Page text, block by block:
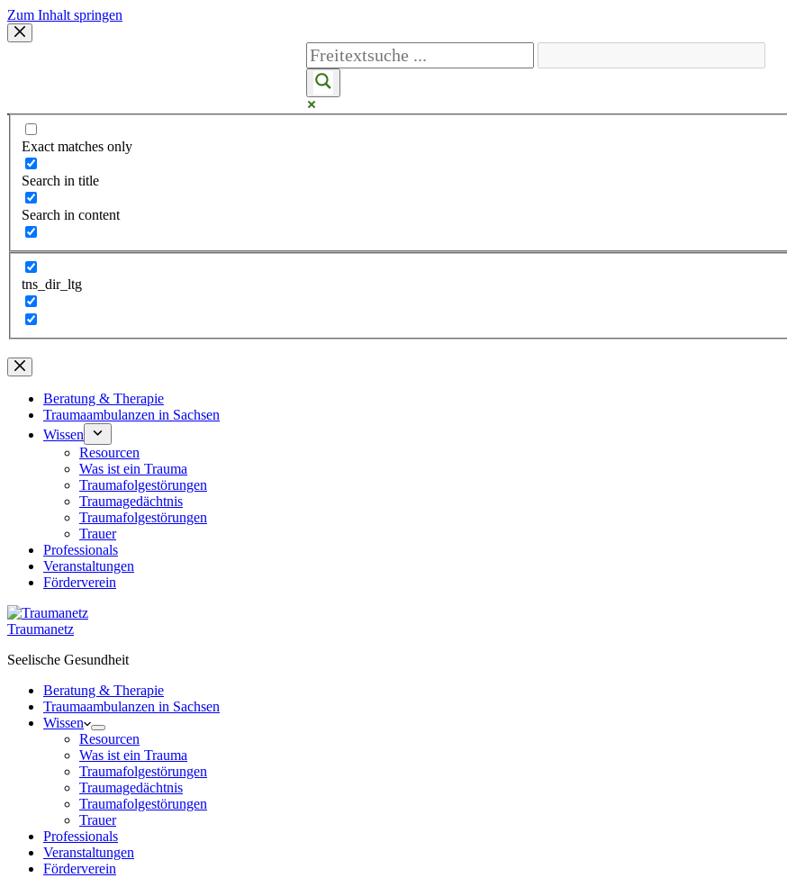
Zum Inhalt springen
Exact matches only
Search in title
Search in content
tns_dir_ltg
Beratung & Therapie
Traumaambulanzen in Sachsen
Wissen
Resourcen
Was ist ein Trauma
Traumafolgestörungen
Traumagedächtnis
Traumafolgestörungen
Trauer
Professionals
Veranstaltungen
Förderverein
Traumanetz
Seelische Gesundheit
Beratung & Therapie
Traumaambulanzen in Sachsen
Wissen
Resourcen
Was ist ein Trauma
Traumafolgestörungen
Traumagedächtnis
Traumafolgestörungen
Trauer
Professionals
Veranstaltungen
Förderverein